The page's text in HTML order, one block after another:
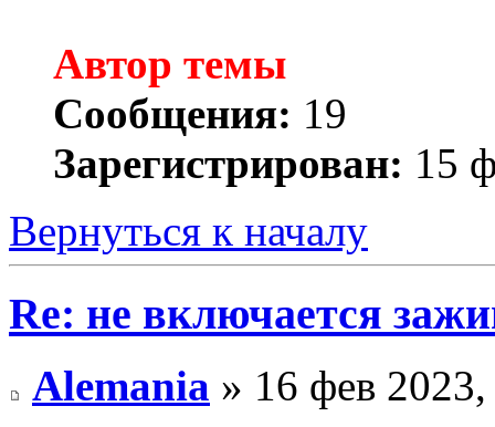
Автор темы
Сообщения: 19
Зарегистрирован: 15
Вернуться к началу
Re: не включается
Alemania » 16 фев